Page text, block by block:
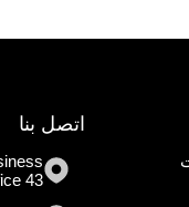
اتصل بنا
43